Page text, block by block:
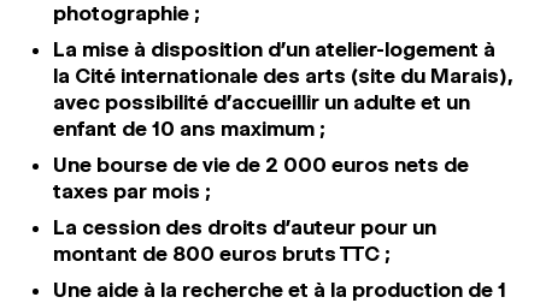
photographie ;
La mise à disposition d’un atelier-logement à
la Cité internationale des arts (site du Marais),
avec possibilité d’accueillir un adulte et un
enfant de 10 ans maximum ;
Une bourse de vie de 2 000 euros nets de
taxes par mois ;
La cession des droits d’auteur pour un
montant de 800 euros bruts TTC ;
Une aide à la recherche et à la production de 1